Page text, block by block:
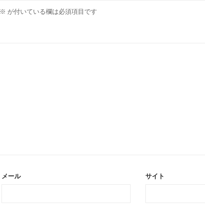
※ が付いている欄は必須項目です
メール サイト